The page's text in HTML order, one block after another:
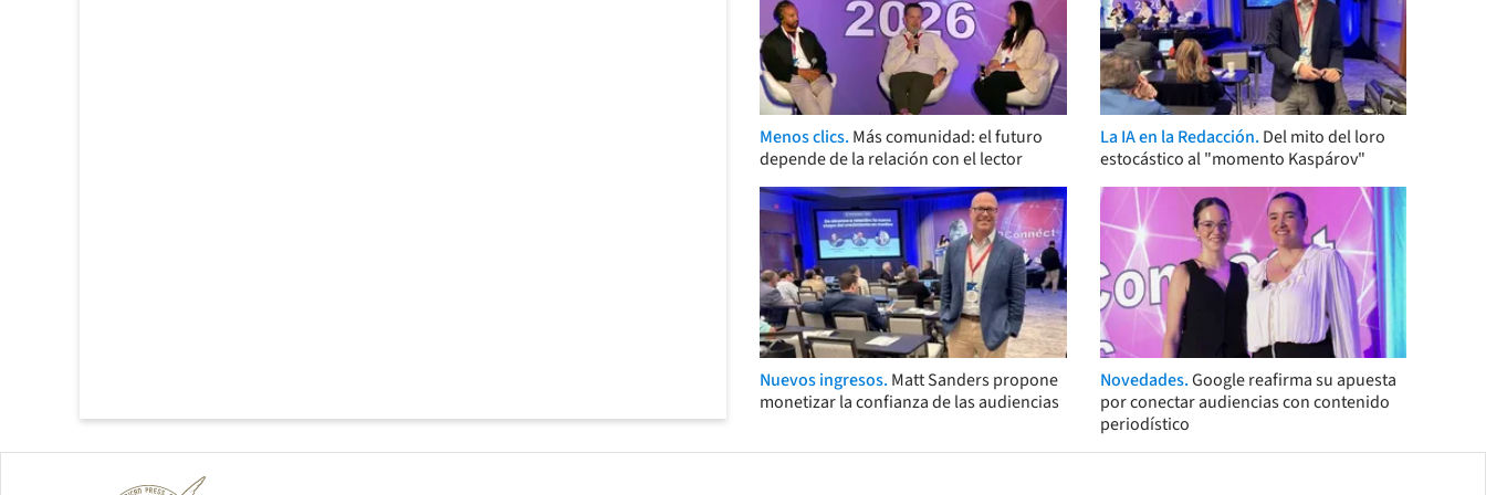
Menos clics. Más comunidad: el futuro
depende de la relación con el lector
La IA en la Redacción. Del mito del loro
estocástico al "momento Kaspárov"
Nuevos ingresos. Matt Sanders propone
monetizar la confianza de las audiencias
Novedades.Google reafirma su apuesta
por conectar audiencias con contenido
periodístico